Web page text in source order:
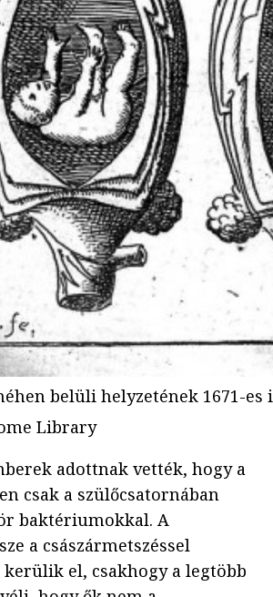
belüli helyzetének 1671-
Library
adottnak vették, hogy a
csak a szülőcsatornában
baktériumokkal. A
a császármetszéssel
el, csakhogy a legtöbb